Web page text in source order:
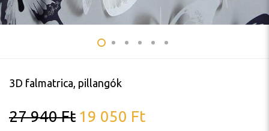
3D falmatrica, pillangók
27 940Ft 19 050 Ft